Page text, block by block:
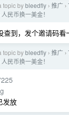
topic bybleedfly › 推广 ›
民币换一美金！
查到，发个邀请码看
topic bybleedfly › 推广 ›
民币换一美金！
发放